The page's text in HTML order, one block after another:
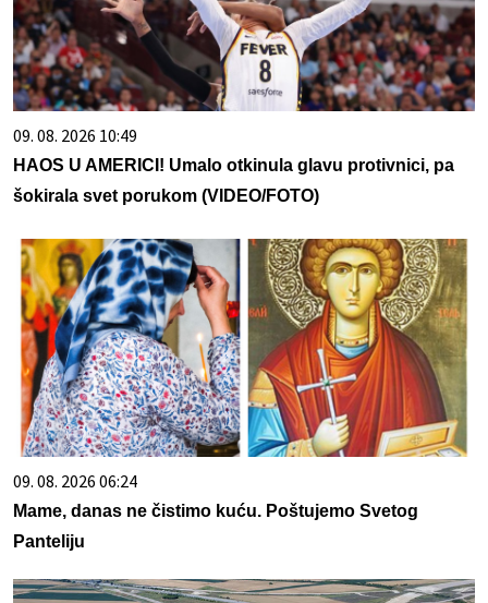
09. 08. 2026 10:49
HAOS U AMERICI! Umalo otkinula glavu protivnici, pa
šokirala svet porukom (VIDEO/FOTO)
09. 08. 2026 06:24
Mame, danas ne čistimo kuću. Poštujemo Svetog
Panteliju